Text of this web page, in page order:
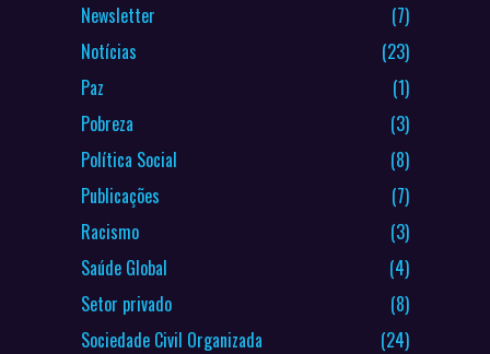
Newsletter
(7)
Notícias
(23)
Paz
(1)
Pobreza
(3)
Política Social
(8)
Publicações
(7)
Racismo
(3)
Saúde Global
(4)
Setor privado
(8)
Sociedade Civil Organizada
(24)